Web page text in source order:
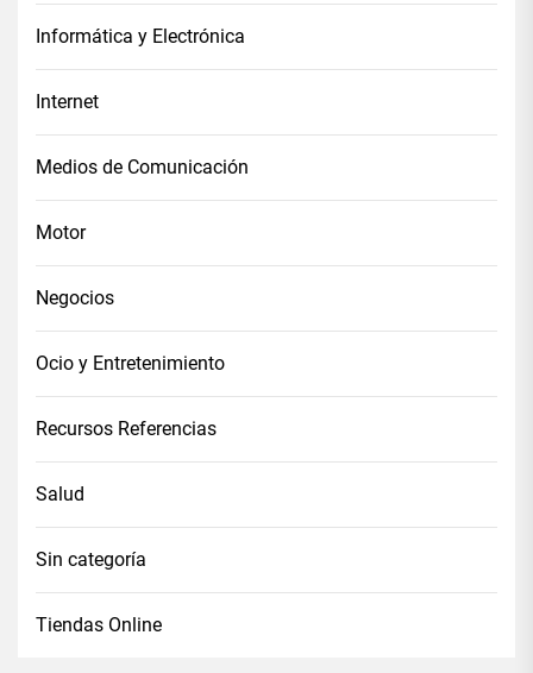
Informática y Electrónica
Internet
Medios de Comunicación
Motor
Negocios
Ocio y Entretenimiento
Recursos Referencias
Salud
Sin categoría
Tiendas Online